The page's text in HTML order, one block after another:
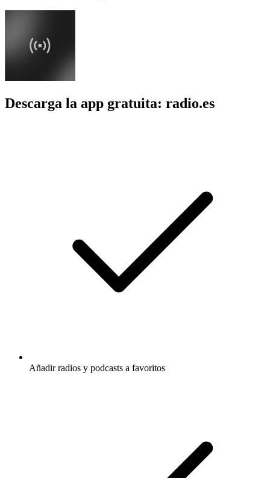
Descarga la app gratuita: radio.es
Añadir radios y podcasts a favoritos